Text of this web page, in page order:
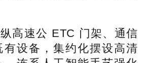
速公 ETC 门架、通信
有设备，集约化摆设高清